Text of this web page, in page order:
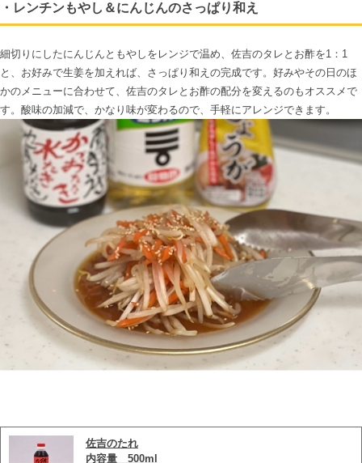
・レンチンもやし＆にんじんのさっぱり和え
細切りにしたにんじんともやしをレンジで温め、佐吉のタレとお酢を1：1
と、お好みで生姜を加えれば、さっぱり和えの完成です。好みやその日のほ
かのメニューに合わせて、佐吉のタレとお酢の配分を変えるのもオススメで
す。酸味の加減で、かなり味が変わるので、手軽にアレンジできます。
佐吉のたれ
内容量　500ml